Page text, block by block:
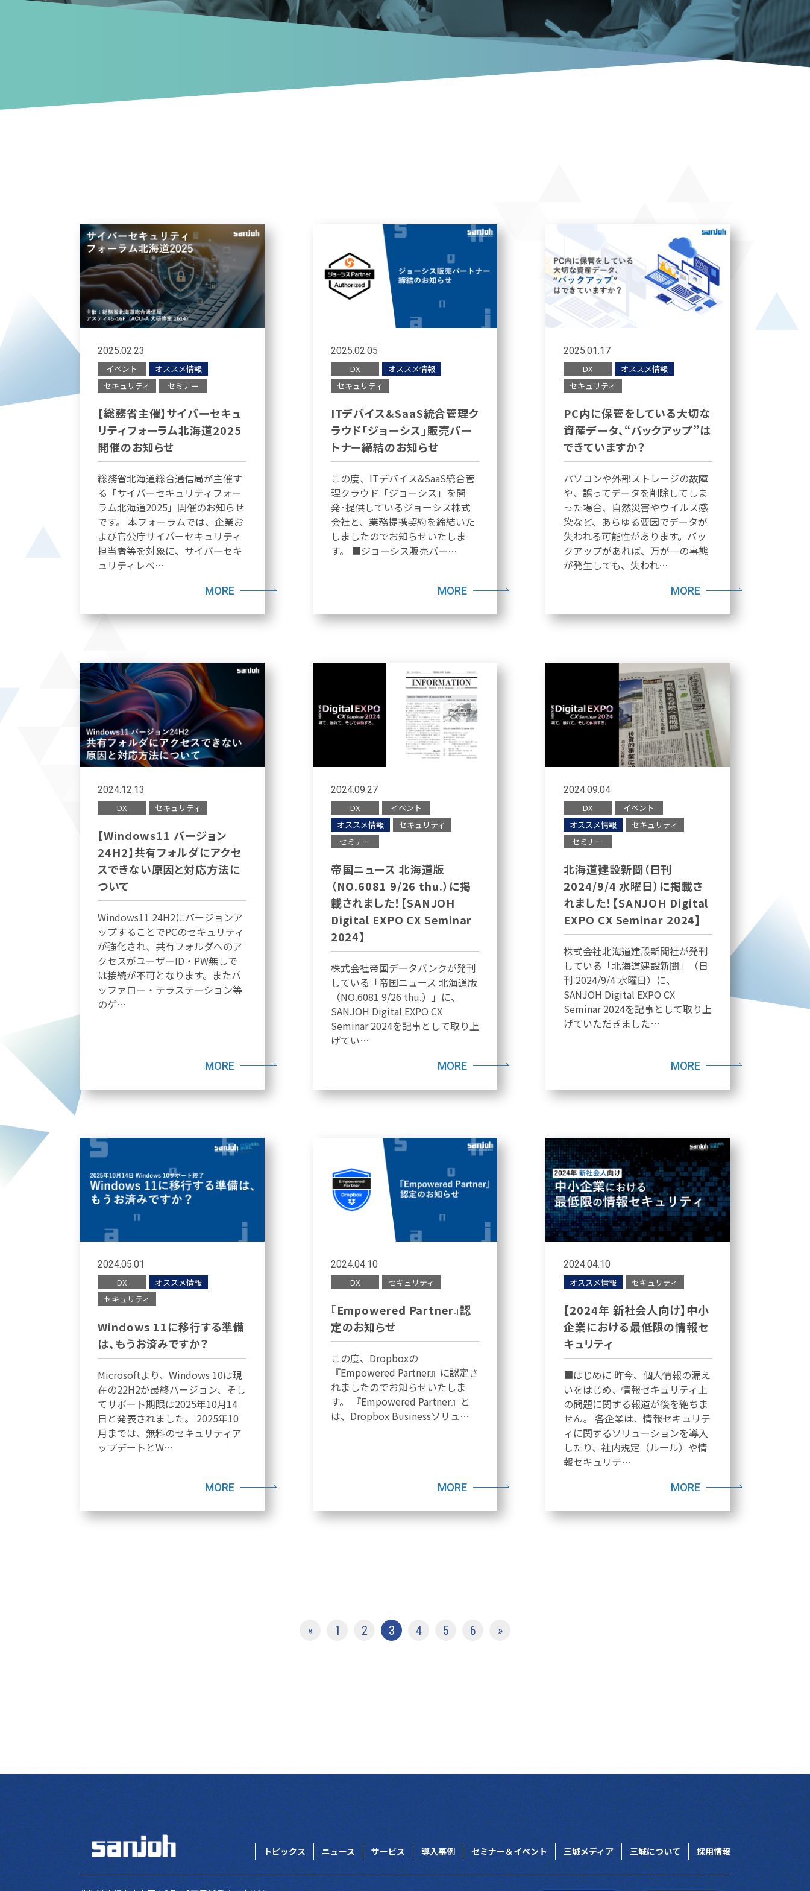
2025.02.23
イベント
オススメ情報
セキュリティ
セミナー
【総務省主催】サイバーセキュ
リティフォーラム北海道2025
開催のお知らせ
総務省北海道総合通信局が主催す
る「サイバーセキュリティフォー
ラム北海道2025」開催のお知らせ
です。 本フォーラムでは、企業お
よび官公庁サイバーセキュリティ
担当者等を対象に、サイバーセキ
ュリティレベ…
MORE
2025.02.05
DX
オススメ情報
セキュリティ
ITデバイス&SaaS統合管理ク
ラウド「ジョーシス」販売パー
トナー締結のお知らせ
この度、ITデバイス&SaaS統合管
理クラウド「ジョーシス」を開
発･提供しているジョーシス株式
会社と、業務提携契約を締結いた
しましたのでお知らせいたしま
す。 ■ジョーシス販売パー…
MORE
2025.01.17
DX
オススメ情報
セキュリティ
PC内に保管をしている大切な
資産データ、“バックアップ”は
できていますか？
パソコンや外部ストレージの故障
や、誤ってデータを削除してしま
った場合、自然災害やウイルス感
染など、あらゆる要因でデータが
失われる可能性があります。バッ
クアップがあれば、万が一の事態
が発生しても、失われ…
MORE
2024.12.13
DX
セキュリティ
【Windows11 バージョン
24H2】共有フォルダにアクセ
スできない原因と対応方法に
ついて
Windows11 24H2にバージョンア
ップすることでPCのセキュリティ
が強化され、共有フォルダへのア
クセスがユーザーID・PW無しで
は接続が不可となります。またバ
ッファロー・テラステーション等
のゲ…
MORE
2024.09.27
DX
イベント
オススメ情報
セキュリティ
セミナー
帝国ニュース 北海道版
（NO.6081 9/26 thu.）に掲
載されました！【SANJOH
Digital EXPO CX Seminar
2024】
株式会社帝国データバンクが発刊
している「帝国ニュース 北海道版
（NO.6081 9/26 thu.）」に、
SANJOH Digital EXPO CX
Seminar 2024を記事として取り上
げてい…
MORE
2024.09.04
DX
イベント
オススメ情報
セキュリティ
セミナー
北海道建設新聞（日刊
2024/9/4 水曜日）に掲載さ
れました！【SANJOH Digital
EXPO CX Seminar 2024】
株式会社北海道建設新聞社が発刊
している「北海道建設新聞」（日
刊 2024/9/4 水曜日）に、
SANJOH Digital EXPO CX
Seminar 2024を記事として取り上
げていただきました…
MORE
2024.05.01
DX
オススメ情報
セキュリティ
Windows 11に移行する準備
は、もうお済みですか？
Microsoftより、Windows 10は現
在の22H2が最終バージョン、そし
てサポート期限は2025年10月14
日と発表されました。 2025年10
月までは、無料のセキュリティア
ップデートとW…
MORE
2024.04.10
DX
セキュリティ
『Empowered Partner』認
定のお知らせ
この度、Dropboxの
『Empowered Partner』に認定さ
れましたのでお知らせいたしま
す。 『Empowered Partner』と
は、Dropbox Businessソリュ…
MORE
2024.04.10
オススメ情報
セキュリティ
【2024年 新社会人向け】中小
企業における最低限の情報セ
キュリティ
■はじめに 昨今、個人情報の漏え
いをはじめ、情報セキュリティ上
の問題に関する報道が後を絶ちま
せん。 各企業は、情報セキュリテ
ィに関するソリューションを導入
したり、社内規定（ルール）や情
報セキュリテ…
MORE
« 1 2 3 4 5 6 »
トピックス ニュース サービス 導入事例 セミナー＆イベント 三城メディア 三城について 採用情報